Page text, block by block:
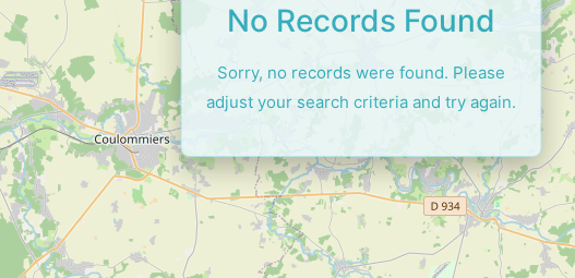
No Records Found
Sorry, no records were found. Please
adjust your search criteria and try again.